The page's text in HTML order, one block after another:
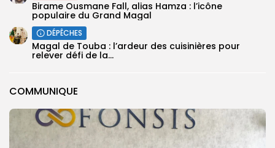
COMMUNIQUE
Birame Ousmane Fall, alias Hamza : l’icône
populaire du Grand Magal
DÉPÊCHES
Magal de Touba : l’ardeur des cuisinières pour
relever défi de la...